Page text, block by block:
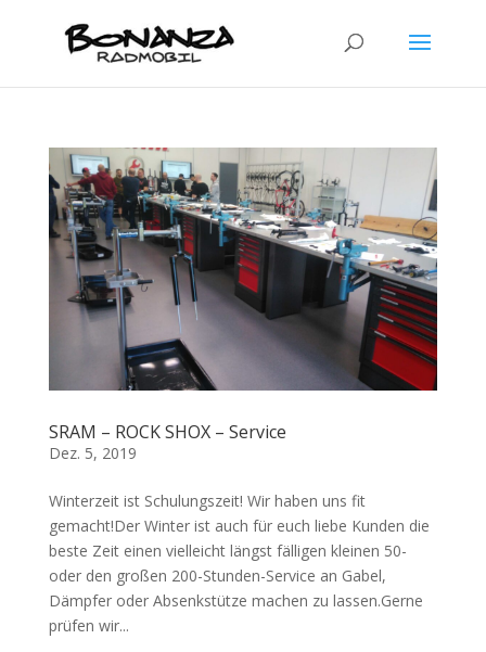
SRAM – ROCK SHOX – Service
Dez. 5, 2019
Winterzeit ist Schulungszeit! Wir haben uns fit
gemacht!Der Winter ist auch für euch liebe Kunden die
beste Zeit einen vielleicht längst fälligen kleinen 50-
oder den großen 200-Stunden-Service an Gabel,
Dämpfer oder Absenkstütze machen zu lassen.Gerne
prüfen wir...